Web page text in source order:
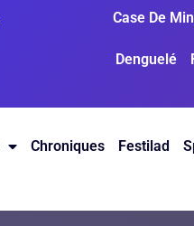
Case De
Denguelé
Chroniques Festilad